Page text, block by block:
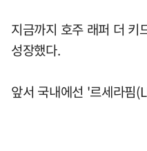
지금까지 호주 래퍼 더
성장했다.
앞서 국내에선 '르세라핌